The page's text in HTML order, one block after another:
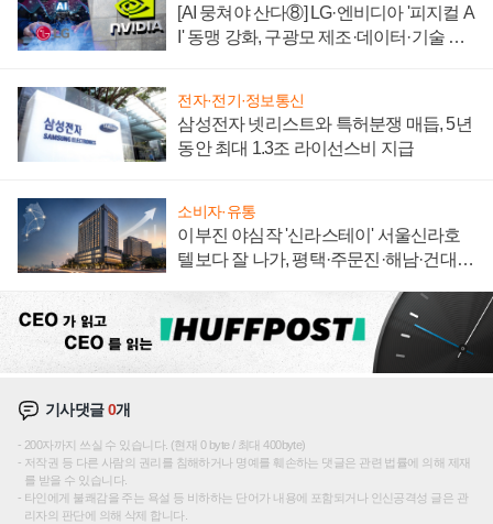
[AI 뭉쳐야 산다⑧] LG·엔비디아 '피지컬 A
I' 동맹 강화, 구광모 제조·데이터·기술 결
전자·전기·정보통신
삼성전자 넷리스트와 특허분쟁 매듭, 5년
동안 최대 1.3조 라이선스비 지급
소비자·유통
이부진 야심작 '신라스테이' 서울신라호
텔보다 잘 나가, 평택·주문진·해남·건대로
기사댓글0개
200자까지 쓰실 수 있습니다. (현재 0 byte / 최대 400byte)
저작권 등 다른 사람의 권리를 침해하거나 명예를 훼손하는 댓글은 관련 법률에 의해 제재
를 받을 수 있습니다.
타인에게 불쾌감을 주는 욕설 등 비하하는 단어가 내용에 포함되거나 인신공격성 글은 관
리자의 판단에 의해 삭제 합니다.